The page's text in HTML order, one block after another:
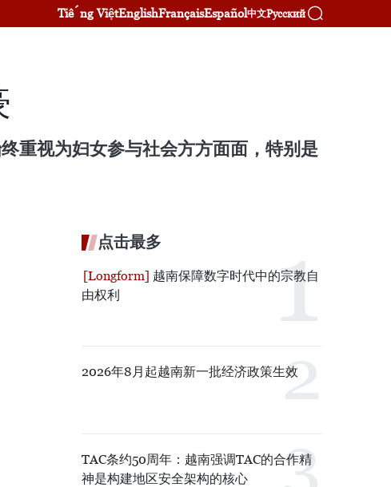
Tiếng ViệtEnglishFrançaisEspañol中文Русский
重视为妇女参与社会方方面面，特别是
点击最多
越南保障数字时代中的宗教自
由权利
2026年8月起越南新一批经济政策生效
TAC条约50周年：越南强调TAC的合作精
神是构建地区安全架构的核心